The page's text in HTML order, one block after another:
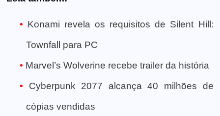
Konami revela os requisitos de Silent Hill:
Townfall para PC
Marvel’s Wolverine recebe trailer da história
Cyberpunk 2077 alcança 40 milhões de
cópias vendidas